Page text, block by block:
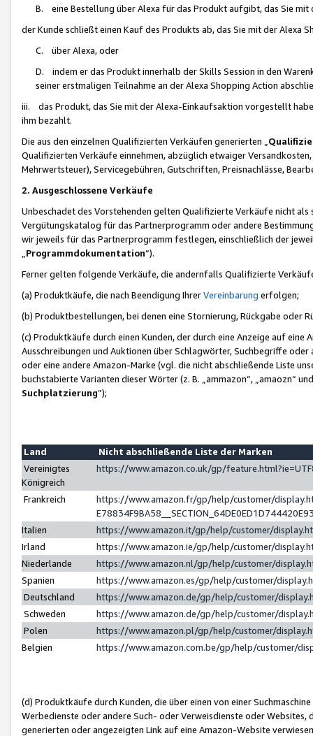
B. eine Bestellung über Alexa für das Produkt aufgibt, das Sie mit
der Kunde schließt einen Kauf des Produkts ab, das Sie mit der Alexa
C. über Alexa, oder
D. indem er das Produkt innerhalb der Skills Session in den
seiner erstmaligen Teilnahme an der Alexa Shopping Action
iii. das Produkt, das Sie mit der Alexa-Einkaufsaktion vorgestellt
ihm bezahlt.
Die aus den einzelnen Qualifizierten Verkäufen generierten „
Qualifizierten Verkäufe einnehmen, abzüglich etwaiger
Mehrwertsteuer), Servicegebühren, Gutschriften, Preisnachlässe,
2. Ausgeschlossene Verkäufe
Unbeschadet des Vorstehenden gelten Qualifizierte Verkäufe nicht
Vergütungskatalog für das Partnerprogramm oder andere
wir jeweils für das Partnerprogramm festlegen, einschließlich der
Programmdokumentation“).
Ferner gelten folgende Verkäufe, die andernfalls Qualifizierte
(a) Produktkäufe, die nach Beendigung IhrerVereinbarung erfolgen;
(b) Produktbestellungen, bei denen eine Stornierung, Rückgabe oder
(c) Produktkäufe durch einen Kunden, der durch eine Anzeige auf
Ausschreibungen und Auktionen über Schlagwörter, Suchbegriffe
oder eine andere Amazon-Marke (vgl. die nicht abschließende Liste
buchstabierte Varianten dieser Wörter (z. B. „ammazon“, „amaozn“
Suchplatzierung”);
Land
Nicht abschließende Liste der Marken
Vereinigtes
Königreich
https://www.amazon.co.uk/gp/
Frankreich
https://www.amazon.fr/gp/help/customer/
Italien
https://www.amazon.it/gp/help/customer/
Irland
https://www.amazon.ie/gp/help/customer/
Niederlande
https://www.amazon.nl/gp/help/customer/
Spanien
https://www.amazon.es/gp/help/customer/
Deutschland
https://www.amazon.de/gp/help/customer/
Schweden
https://www.amazon.de/gp/help/customer/
Polen
https://www.amazon.pl/gp/help/customer/
Belgien
https://www.amazon.com.be/gp/help/customer/
(d) Produktkäufe durch Kunden, die über einen von einer
Werbedienste oder andere Such- oder Verweisdienste oder Websites,
generierten oder angezeigten Link auf eine Amazon-Website